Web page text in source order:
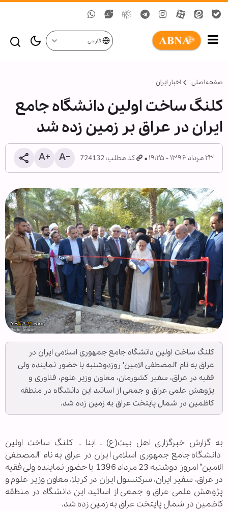
فارسی
صفحه اصلی اخبار ایران
کلنگ ساخت اولین دانشگاه جامع
ایران در عراق بر زمین زده شد
۲۳ مرداد ۱۳۹۶ - ۱۹:۲۵ کد مطلب: 724132
کلنگ ساخت اولین دانشگاه جامع جمهوری اسلامی ایران در
عراق به نام 'المصطفی الامین' روزدوشنبه با حضور نماینده ولی
فقیه در عراق، سفیر کشورمان، معاون وزیر علوم، فناوری و
پژوهش علمی عراق و جمعی از اساتید این دانشگاه در منطقه
کاظمین در شمال پایتخت عراق به زمین زده شد.
به گزارش خبرگزاری اهل بیت(ع) ـ ابنا ـ کلنگ ساخت اولین
دانشگاه جامع جمهوری اسلامی ایران در عراق به نام "المصطفی
الامین" امروز دوشنبه 23 مرداد 1396 با حضور نماینده ولی فقیه
در عراق، سفیر ایران، سرکنسول ایران در کربلا، معاون وزیر علوم و
پژوهش علمی عراق و جمعی از اساتید این دانشگاه در منطقه
کاظمین در شمال پایتخت عراق به زمین زده شد.